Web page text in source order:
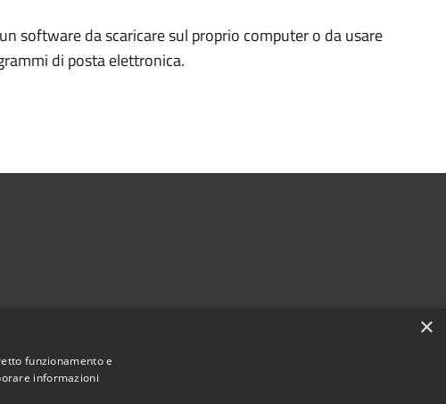
software da scaricare sul proprio computer o da usare
di posta elettronica.
×
funzionamento e
informazioni